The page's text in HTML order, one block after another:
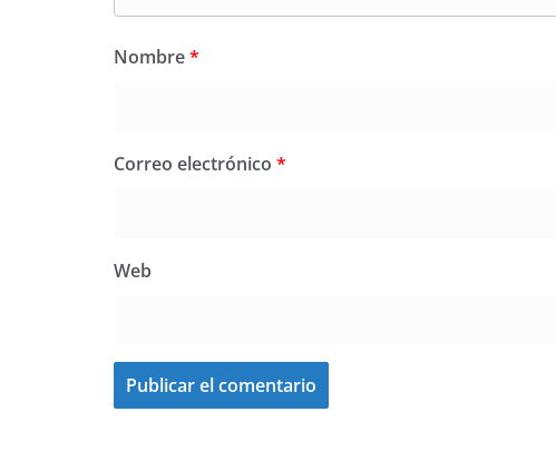
Nombre*
Correo electrónico *
Web